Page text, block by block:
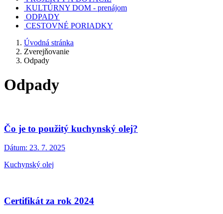
KULTÚRNY DOM - prenájom
ODPADY
CESTOVNÉ PORIADKY
Úvodná stránka
Zverejňovanie
Odpady
Odpady
Čo je to použitý kuchynský olej?
Dátum: 23. 7. 2025
Kuchynský olej
Certifikát za rok 2024